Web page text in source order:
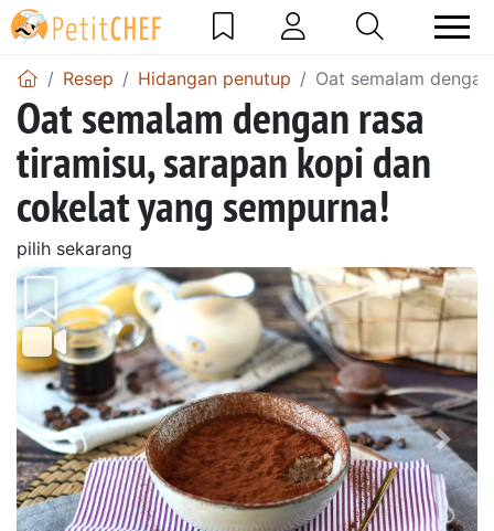
Resep Hidangan penutup Oat semalam
Oat semalam dengan rasa
tiramisu, sarapan kopi dan
cokelat yang sempurna!
pilih sekarang
Sebelumnya